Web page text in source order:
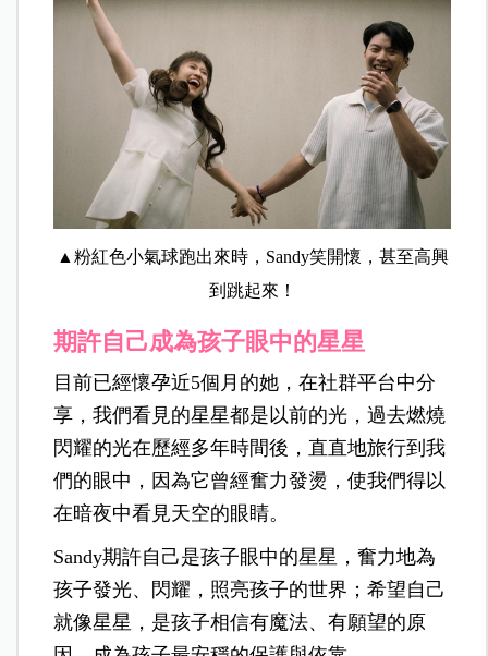
▲粉紅色小氣球跑出來時，Sandy笑開懷，甚至高興
到跳起來！
期許自己成為孩子眼中的星星
目前已經懷孕近5個月的她，在社群平台中分
享，我們看見的星星都是以前的光，過去燃燒
閃耀的光在歷經多年時間後，直直地旅行到我
們的眼中，因為它曾經奮力發燙，使我們得以
在暗夜中看見天空的眼睛。
Sandy期許自己是孩子眼中的星星，奮力地為
孩子發光、閃耀，照亮孩子的世界；希望自己
就像星星，是孩子相信有魔法、有願望的原